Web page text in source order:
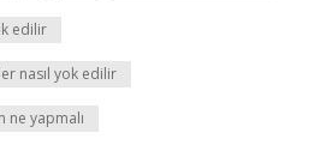
edilir
nasıl yok edilir
ne yapmalı